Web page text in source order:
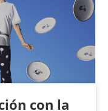
con la